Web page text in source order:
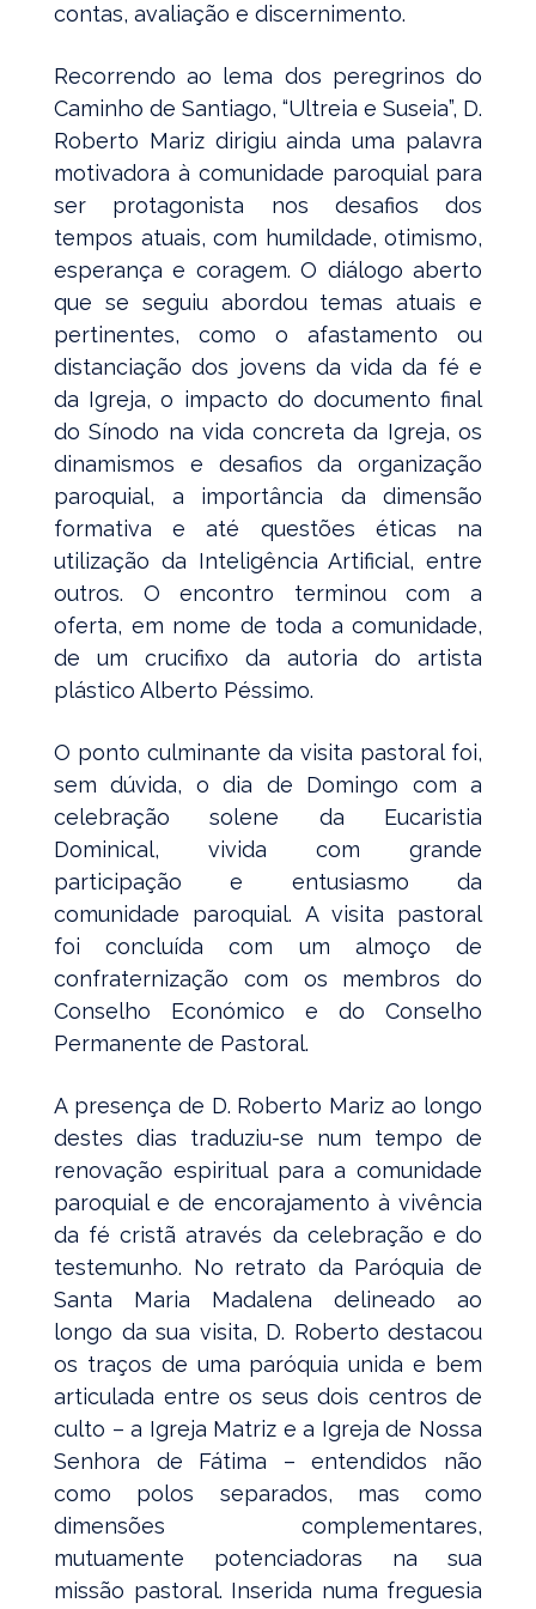
contas, avaliação e discernimento.
Recorrendo ao lema dos peregrinos do
Caminho de Santiago, “Ultreia e Suseia”, D.
Roberto Mariz dirigiu ainda uma palavra
motivadora à comunidade paroquial para
ser protagonista nos desafios dos
tempos atuais, com humildade, otimismo,
esperança e coragem. O diálogo aberto
que se seguiu abordou temas atuais e
pertinentes, como o afastamento ou
distanciação dos jovens da vida da fé e
da Igreja, o impacto do documento final
do Sínodo na vida concreta da Igreja, os
dinamismos e desafios da organização
paroquial, a importância da dimensão
formativa e até questões éticas na
utilização da Inteligência Artificial, entre
outros. O encontro terminou com a
oferta, em nome de toda a comunidade,
de um crucifixo da autoria do artista
plástico Alberto Péssimo.
O ponto culminante da visita pastoral foi,
sem dúvida, o dia de Domingo com a
celebração solene da Eucaristia
Dominical, vivida com grande
participação e entusiasmo da
comunidade paroquial. A visita pastoral
foi concluída com um almoço de
confraternização com os membros do
Conselho Económico e do Conselho
Permanente de Pastoral.
A presença de D. Roberto Mariz ao longo
destes dias traduziu-se num tempo de
renovação espiritual para a comunidade
paroquial e de encorajamento à vivência
da fé cristã através da celebração e do
testemunho. No retrato da Paróquia de
Santa Maria Madalena delineado ao
longo da sua visita, D. Roberto destacou
os traços de uma paróquia unida e bem
articulada entre os seus dois centros de
culto – a Igreja Matriz e a Igreja de Nossa
Senhora de Fátima – entendidos não
como polos separados, mas como
dimensões complementares,
mutuamente potenciadoras na sua
missão pastoral. Inserida numa freguesia